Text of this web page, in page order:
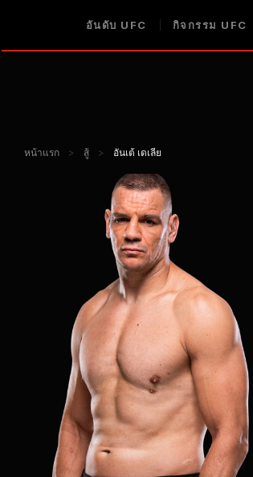
อันดับ UFC กิจกรรม UFC
หน้าแรก > สู้ > อันเต้ เดเลีย